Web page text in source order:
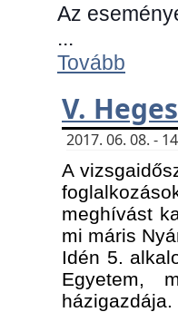
Az
...
Tovább
V.
2017. 06. 08. -
A
meghívást
mi máris
Idén 5.
Egyetem,